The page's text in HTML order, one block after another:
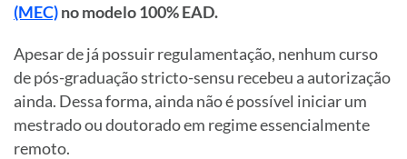
(MEC)no modelo 100% EAD.
Apesar de já possuir regulamentação, nenhum curso
de pós-graduação stricto-sensu recebeu a autorização
ainda. Dessa forma, ainda não é possível iniciar um
mestrado ou doutorado em regime essencialmente
remoto.